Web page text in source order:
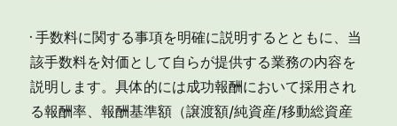
· 手数料に関する事項を明確に説明するとともに、当
該手数料を対価として自らが提供する業務の内容を
説明します。具体的には成功報酬において採用され
る報酬率、報酬基準額（譲渡額/純資産/移動総資産